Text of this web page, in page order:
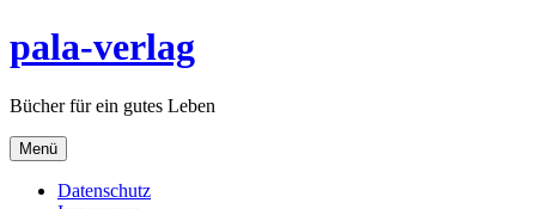
pala-verlag
Bücher für ein gutes Leben
Menü
Datenschutz